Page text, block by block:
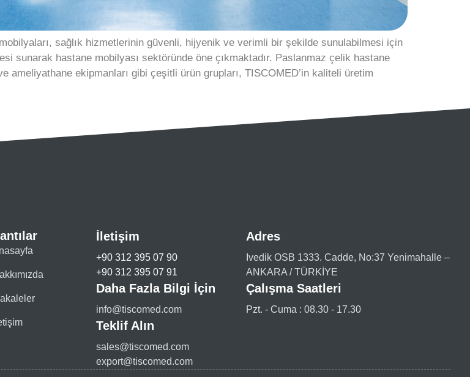
sağlık hizmetlerinin güvenli, hijyenik ve verimli bir şekilde sunulabilmesi için
sunarak hastane mobilyası sektöründe öne çıkmaktadır. Paslanmaz çelik hastane
ameliyathane ekipmanları gibi çeşitli ürün grupları, TISCOMED’in kaliteli üretim
İletişim
+90 312 395 07 90
+90 312 395 07 91
Daha Fazla Bilgi İçin
info@tiscomed.com
Teklif Alın
sales@tiscomed.com
export@tiscomed.com
Adres
Ivedik OSB 1333. Cadde, No:37 Yenimahalle –
ANKARA / TÜRKİYE
Çalışma Saatleri
Pzt. - Cuma : 08.30 - 17.30